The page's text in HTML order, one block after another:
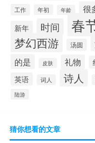
工作 年初 年龄 很
新年 时间 春
梦幻西游 汤圆
的是 皮肤 礼物
英语 词人 诗人
陆游
猜你想看的文章